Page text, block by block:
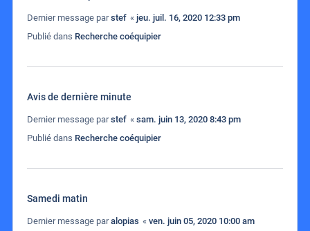
Dernier message parstef « jeu. juil. 16, 2020 12:33 pm
Publié dans Recherche coéquipier
Avis de dernière minute
Dernier message parstef « sam. juin 13, 2020 8:43 pm
Publié dans Recherche coéquipier
Samedi matin
Dernier message paralopias « ven. juin 05, 2020 10:00 am